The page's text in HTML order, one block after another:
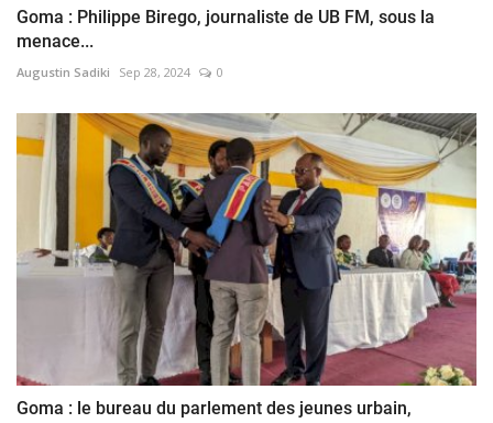
Goma : Philippe Birego, journaliste de UB FM, sous la
menace...
Augustin Sadiki Sep 28, 2024 0
Goma : le bureau du parlement des jeunes urbain,